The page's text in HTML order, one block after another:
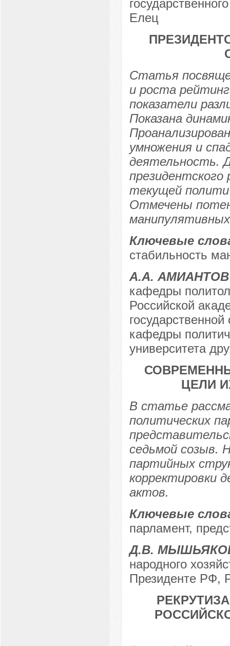
Елец
Статья
и роста
показатели
Показана
умножения и
деятельность.
президентского
текущей
Отмечены
Ключевые
стабильность
А.А. АМИАНТОВ
кафедры
Российской
кафедры
университета
ЦЕЛИ
В статье
политических
седьмой созыв.
партийных
корректировки
актов.
Ключевые
парламент,
Д.В.
народного
Президенте РФ,